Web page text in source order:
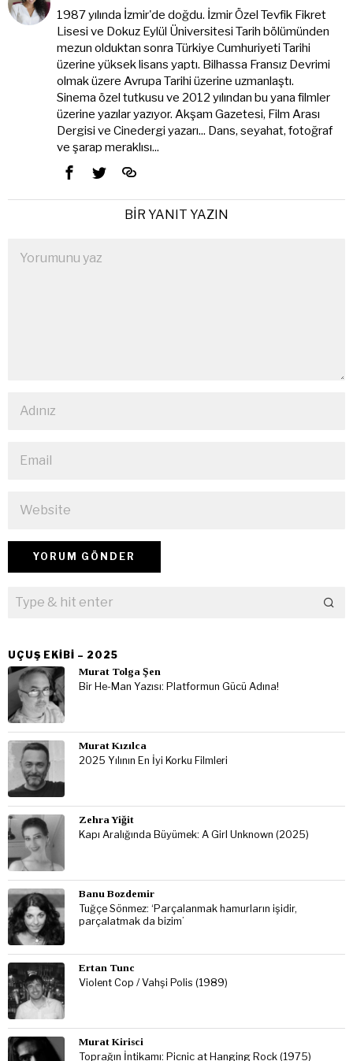
1987 yılında İzmir'de doğdu. İzmir Özel Tevfik Fikret
Lisesi ve Dokuz Eylül Üniversitesi Tarih bölümünden
mezun olduktan sonra Türkiye Cumhuriyeti Tarihi
üzerine yüksek lisans yaptı. Bilhassa Fransız Devrimi
olmak üzere Avrupa Tarihi üzerine uzmanlaştı.
Sinema özel tutkusu ve 2012 yılından bu yana filmler
üzerine yazılar yazıyor. Akşam Gazetesi, Film Arası
Dergisi ve Cinedergi yazarı... Dans, seyahat, fotoğraf
ve şarap meraklısı...
BIR YANIT YAZIN
UÇUŞ EKIBI – 2025
Murat Tolga Şen
Bir He-Man Yazısı: Platformun Gücü Adına!
Murat Kızılca
2025 Yılının En İyi Korku Filmleri
Zehra Yiğit
Kapı Aralığında Büyümek: A Girl Unknown (2025)
Banu Bozdemir
Tuğçe Sönmez: ‘Parçalanmak hamurların işidir,
parçalatmak da bizim’
Ertan Tunc
Violent Cop / Vahşi Polis (1989)
Murat Kirisci
Toprağın İntikamı: Picnic at Hanging Rock (1975)